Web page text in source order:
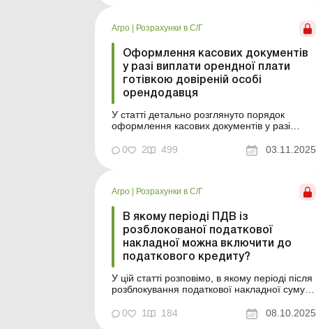
Агро | Розрахунки в С/Г
Оформлення касових документів
у разі виплати орендної плати
готівкою довіреній особі
орендодавця
У статті детально розглянуто порядок
оформлення касових документів у разі
особі через її довірену особу. У
сільськогосподарській практиці нерідко
орендодавцю, а його представнику за ...
0 2 499 03.11.2025
Агро | Розрахунки в С/Г
В якому періоді ПДВ із
розблокованої податкової
накладної можна включити до
податкового кредиту?
У цій статті розповімо, в якому періоді після
розблокування податкової накладної суму
кредиту. Реєстрація податкових накладних і
розрахунків коригування: порядок, строки,
0 1 184 08.10.2025